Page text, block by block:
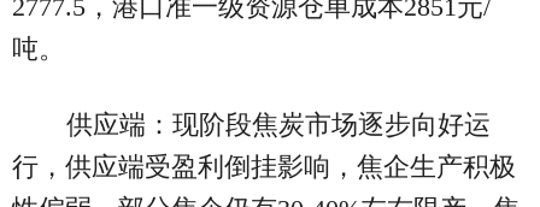
2777.5，港口准一级资源仓单成本2851元/
吨。
供应端：现阶段焦炭市场逐步向好运
行，供应端受盈利倒挂影响，焦企生产积极